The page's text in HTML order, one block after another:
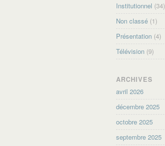
Institutionnel (34)
Non classé (1)
Présentation (4)
Télévision (9)
ARCHIVES
avril 2026
décembre 2025
octobre 2025
septembre 2025